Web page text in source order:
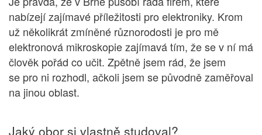
nabízejí zajímavé příležitosti pro elektroniky. Krom
už několikrát zmíněné různorodosti je pro mě
elektronová mikroskopie zajímavá tím, že se v ní má
člověk pořád co učit. Zpětně jsem rád, že jsem
se pro ni rozhodl, ačkoli jsem se původně zaměřoval
na jinou oblast.
Jaký obor si vlastně studoval?